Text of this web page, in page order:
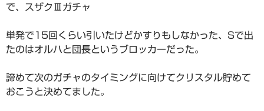
で、スザクⅢガチャ
単発で15回くらい引いたけどかすりもしなかった、Sで出
たのはオルハと団長というブロッカーだった。
諦めて次のガチャのタイミングに向けてクリスタル貯めて
おこうと決めてました。